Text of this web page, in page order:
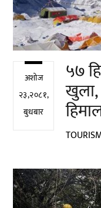
अशोज
२३,२०८१,
बुधबार
५७
खुला,